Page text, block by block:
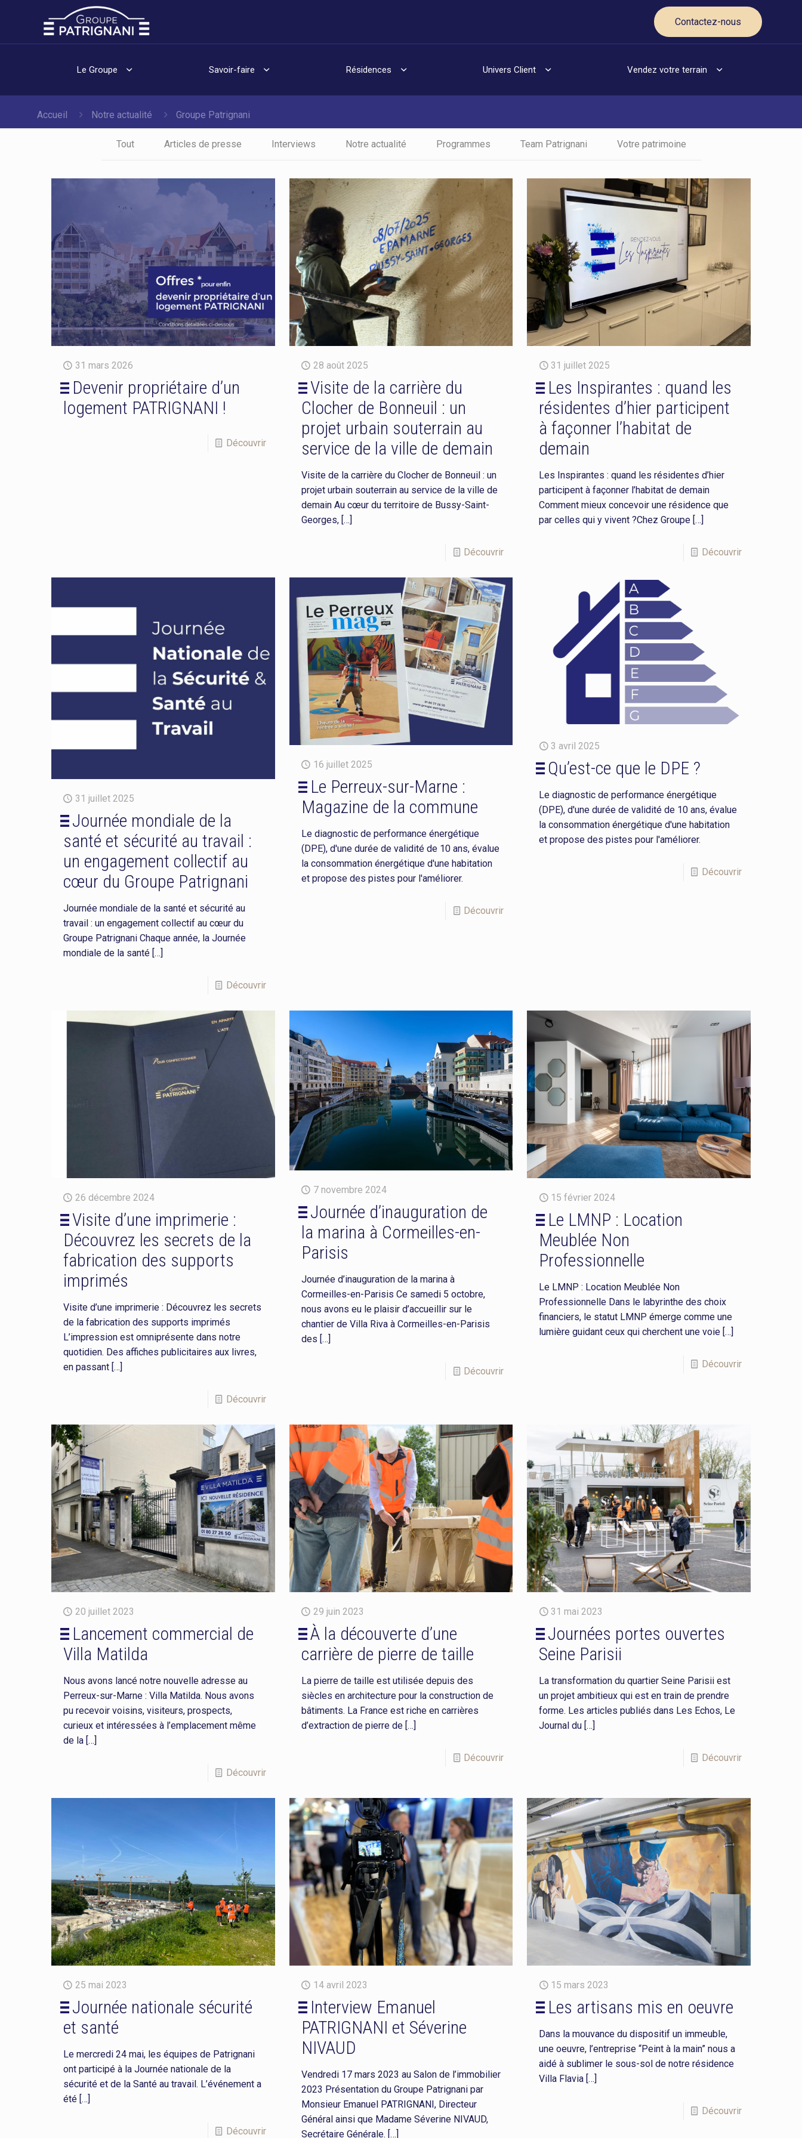
Contactez-nous
Le Groupe Savoir-faire Résidences Univers Client Vendez votre terrain
Accueil Notre actualité Groupe Patrignani
Tout Articles de presse Interviews Notre actualité Programmes Team Patrignani Votre patrimoine
31 mars 2026
Devenir propriétaire d’un
logement PATRIGNANI !
Découvrir
28 août 2025
Visite de la carrière du
Clocher de Bonneuil : un
projet urbain souterrain au
service de la ville de demain
Visite de la carrière du Clocher de Bonneuil : un
projet urbain souterrain au service de la ville de
demain Au cœur du territoire de Bussy-Saint-
Georges,[…]
Découvrir
31 juillet 2025
Les Inspirantes : quand les
résidentes d’hier participent
à façonner l’habitat de
demain
Les Inspirantes : quand les résidentes d’hier
participent à façonner l’habitat de demain
Comment mieux concevoir une résidence que
par celles qui y vivent ?Chez Groupe […]
Découvrir
31 juillet 2025
Journée mondiale de la
santé et sécurité au travail :
un engagement collectif au
cœur du Groupe Patrignani
Journée mondiale de la santé et sécurité au
travail : un engagement collectif au cœur du
Groupe Patrignani Chaque année, la Journée
mondiale de la santé[…]
Découvrir
16 juillet 2025
Le Perreux-sur-Marne :
Magazine de la commune
Le diagnostic de performance énergétique
(DPE), d'une durée de validité de 10 ans, évalue
la consommation énergétique d'une habitation
et propose des pistes pour l'améliorer.
Découvrir
3 avril 2025
Qu’est-ce que le DPE ?
Le diagnostic de performance énergétique
(DPE), d'une durée de validité de 10 ans, évalue
la consommation énergétique d'une habitation
et propose des pistes pour l'améliorer.
Découvrir
26 décembre 2024
Visite d’une imprimerie :
Découvrez les secrets de la
fabrication des supports
imprimés
Visite d’une imprimerie : Découvrez les secrets
de la fabrication des supports imprimés
L’impression est omniprésente dans notre
quotidien. Des affiches publicitaires aux livres,
en passant[…]
Découvrir
7 novembre 2024
Journée d’inauguration de
la marina à Cormeilles-en-
Parisis
Journée d’inauguration de la marina à
Cormeilles-en-Parisis Ce samedi 5 octobre,
nous avons eu le plaisir d’accueillir sur le
chantier de Villa Riva à Cormeilles-en-Parisis
des […]
Découvrir
15 février 2024
Le LMNP : Location
Meublée Non
Professionnelle
Le LMNP : Location Meublée Non
Professionnelle Dans le labyrinthe des choix
financiers, le statut LMNP émerge comme une
lumière guidant ceux qui cherchent une voie […]
Découvrir
20 juillet 2023
Lancement commercial de
Villa Matilda
Nous avons lancé notre nouvelle adresse au
Perreux-sur-Marne : Villa Matilda. Nous avons
pu recevoir voisins, visiteurs, prospects,
curieux et intéressées à l’emplacement même
de la[…]
Découvrir
29 juin 2023
À la découverte d’une
carrière de pierre de taille
La pierre de taille est utilisée depuis des
siècles en architecture pour la construction de
bâtiments. La France est riche en carrières
d’extraction de pierre de[…]
Découvrir
31 mai 2023
Journées portes ouvertes
Seine Parisii
La transformation du quartier Seine Parisii est
un projet ambitieux qui est en train de prendre
forme. Les articles publiés dans Les Echos, Le
Journal du […]
Découvrir
25 mai 2023
Journée nationale sécurité
et santé
Le mercredi 24 mai, les équipes de Patrignani
ont participé à la Journée nationale de la
sécurité et de la Santé au travail. L’événement a
été[…]
Découvrir
14 avril 2023
Interview Emanuel
PATRIGNANI et Séverine
NIVAUD
Vendredi 17 mars 2023 au Salon de l’immobilier
2023 Présentation du Groupe Patrignani par
Monsieur Emanuel PATRIGNANI, Directeur
Général ainsi que Madame Séverine NIVAUD,
Secrétaire Générale. […]
15 mars 2023
Les artisans mis en oeuvre
Dans la mouvance du dispositif un immeuble,
une oeuvre, l’entreprise “Peint à la main” nous a
aidé à sublimer le sous-sol de notre résidence
Villa Flavia […]
Découvrir